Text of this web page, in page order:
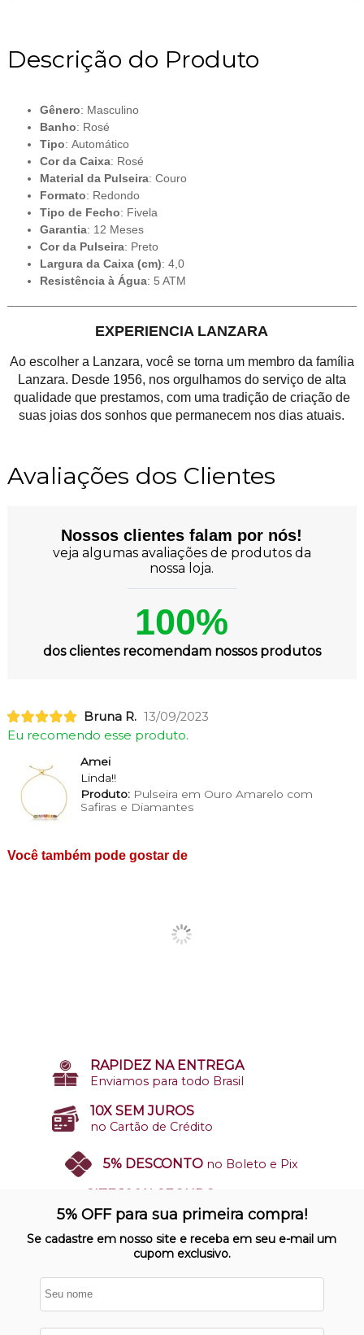
Descrição do Produto
Gênero: Masculino
Banho: Rosé
Tipo: Automático
Cor da Caixa: Rosé
Material da Pulseira: Couro
Formato: Redondo
Tipo de Fecho: Fivela
Garantia: 12 Meses
Cor da Pulseira: Preto
Largura da Caixa (cm): 4,0
Resistência à Água: 5 ATM
EXPERIENCIA LANZARA
Ao escolher a Lanzara, você se torna um membro da família
Lanzara. Desde 1956, nos orgulhamos do serviço de alta
qualidade que prestamos, com uma tradição de criação de
suas joias dos sonhos que permanecem nos dias atuais.
Avaliações dos Clientes
Nossos clientes falam por nós!
veja algumas avaliações de produtos da
nossa loja.
100%
dos clientes recomendam nossos produtos
Bruna R. 13/09/2023
Eu recomendo esse produto.
Amei
Linda!!
Produto:Pulseira em Ouro Amarelo com
Safiras e Diamantes
Você também pode gostar de
RAPIDEZ NA ENTREGA
Enviamos para todo Brasil
10X SEM JUROS
no Cartão de Crédito
5% DESCONTO no Boleto e Pix
Nosso site opera em ambiente
protegido
5% OFF para sua primeira compra!
Se cadastre em nosso site e receba em seu e-mail um
cupom exclusivo.